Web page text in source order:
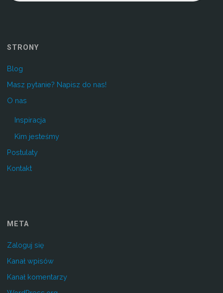
STRONY
Blog
Masz pytanie? Napisz do nas!
O nas
Inspiracja
Kim jesteśmy
Postulaty
Kontakt
META
Zaloguj się
Kanał wpisów
Kanał komentarzy